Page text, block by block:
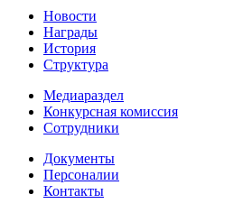
Новости
Награды
История
Структура
Медиараздел
Конкурсная комиссия
Сотрудники
Документы
Персоналии
Контакты